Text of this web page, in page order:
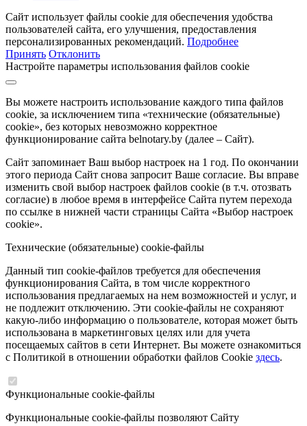
Сайт использует файлы cookie для обеспечения удобства
пользователей сайта, его улучшения, предоставления
персонализированных рекомендаций. Подробнее
Принять Отклонить
Настройте параметры использования файлов cookie
Вы можете настроить использование каждого типа файлов
cookie, за исключением типа «технические (обязательные)
cookie», без которых невозможно корректное
функционирование сайта belnotary.by (далее – Сайт).
Сайт запоминает Ваш выбор настроек на 1 год. По окончании
этого периода Сайт снова запросит Ваше согласие. Вы вправе
изменить свой выбор настроек файлов cookie (в т.ч. отозвать
согласие) в любое время в интерфейсе Сайта путем перехода
по ссылке в нижней части страницы Сайта «Выбор настроек
cookie».
Технические (обязательные) cookie-файлы
Данный тип cookie-файлов требуется для обеспечения
функционирования Сайта, в том числе корректного
использования предлагаемых на нем возможностей и услуг, и
не подлежит отключению. Эти cookie-файлы не сохраняют
какую-либо информацию о пользователе, которая может быть
использована в маркетинговых целях или для учета
посещаемых сайтов в сети Интернет. Вы можете ознакомиться
с Политикой в отношении обработки файлов Cookie здесь.
Функциональные cookie-файлы
Функциональные cookie-файлы позволяют Сайту